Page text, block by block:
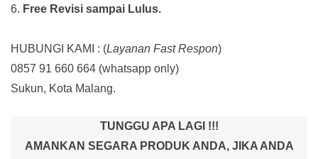
6. Free Revisi sampai Lulus.
HUBUNGI KAMI : (Layanan Fast Respon)
0857 91 660 664 (whatsapp only)
Sukun, Kota Malang.
TUNGGU APA LAGI !!!
AMANKAN SEGARA PRODUK ANDA, JIKA ANDA